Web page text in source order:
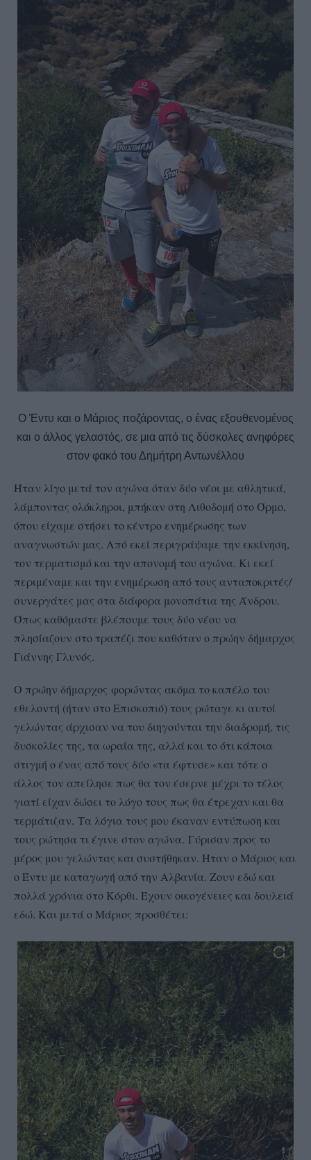
Ο Έντυ και ο Μάριος ποζάροντας, ο ένας εξουθενομένος
και ο άλλος γελαστός, σε μια από τις δύσκολες ανηφόρες
στον φακό του Δημήτρη Αντωνέλλου
Ήταν λίγο μετά τον αγώνα όταν δύο νέοι με αθλητικά,
λάμποντας ολόκληροι, μπήκαν στη Λιθοδομή στο Όρμο,
όπου είχαμε στήσει το κέντρο ενημέρωσης των
αναγνωστών μας. Από εκεί περιγράψαμε την εκκίνηση,
τον τερματισμό και την απονομή του αγώνα. Κι εκεί
περιμέναμε και την ενημέρωση από τους ανταποκριτές/
συνεργάτες μας στα διάφορα μονοπάτια της Άνδρου.
Όπως καθόμαστε βλέπουμε τους δύο νέου να
πλησίαζουν στο τραπέζι που καθόταν ο πρώην δήμαρχος
Γιάννης Γλυνός.
Ο πρώην δήμαρχος φορώντας ακόμα το καπέλο του
εθελοντή (ήταν στο Επισκοπιό) τους ρώταγε κι αυτοί
γελώντας άρχισαν να του διηγούνται την διαδρομή, τις
δυσκολίες της, τα ωραία της, αλλά και το ότι κάποια
στιγμή ο ένας από τους δύο «τα έφτυσε» και τότε ο
άλλος τον απείλησε πως θα τον έσερνε μέχρι το τέλος
γιατί είχαν δώσει το λόγο τους πως θα έτρεχαν και θα
τερμάτιζαν. Τα λόγια τους μου έκαναν εντύπωση και
τους ρώτησα τι έγινε στον αγώνα. Γύρισαν προς το
μέρος μου γελώντας και συστήθηκαν. Ήταν ο Μάριος και
ο Έντυ με καταγωγή από την Αλβανία. Ζουν εδώ και
πολλά χρόνια στο Κόρθι. Έχουν οικογένειες και δουλειά
εδώ. Και μετά ο Μάριος προσθέτει: